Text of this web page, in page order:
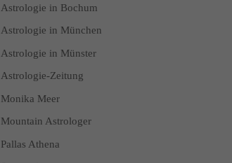
Astrologie in Bochum
Astrologie in München
Astrologie in Münster
Astrologie-Zeitung
Monika Meer
Mountain Astrologer
Pallas Athena